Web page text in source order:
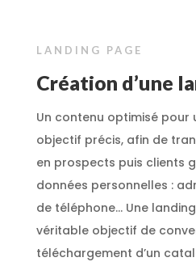
LANDING PAGE
Création d’une
Un contenu optimisé pour
objectif précis, afin de
en prospects puis clients
données personnelles :
de téléphone… Une
véritable objectif de
téléchargement d’un